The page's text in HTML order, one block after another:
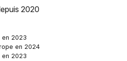
2020
en 2023
en 2024
en 2023